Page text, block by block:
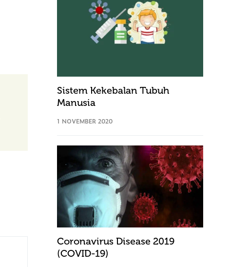
Sistem Kekebalan Tubuh
Manusia
1 NOVEMBER 2020
Coronavirus Disease 2019
(COVID-19)